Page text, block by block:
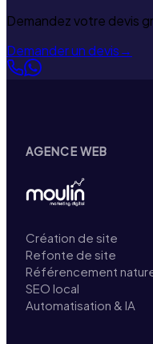
Demandez votre devis
Demander un devis→
AGENCE WEB
Création de site
Refonte de site
Référencement
SEO local
Automatisation & IA